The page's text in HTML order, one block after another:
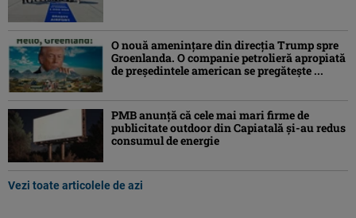
O nouă amenințare din direcția Trump spre
Groenlanda. O companie petrolieră apropiată
de președintele american se pregătește ...
PMB anunță că cele mai mari firme de
publicitate outdoor din Capiatală și-au redus
consumul de energie
Vezi toate articolele de azi